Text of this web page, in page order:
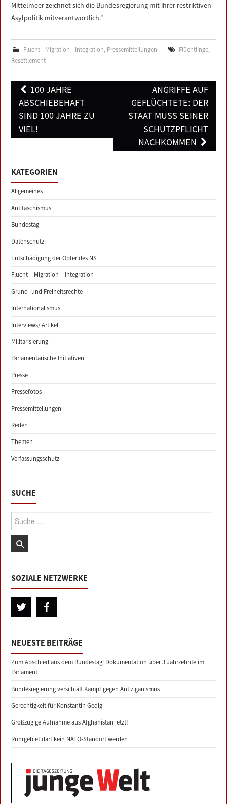
Mittelmeer zeichnet sich die Bundesregierung mit ihrer restriktiven
Asylpolitik mitverantwortlich.“
Flucht - Migration - Integration, Pressemitteilungen Flüchtlinge,
Resettlement
Post
navigation
100 JAHRE
ABSCHIEBEHAFT
SIND 100 JAHRE ZU
VIEL!
ANGRIFFE AUF
GEFLÜCHTETE: DER
STAAT MUSS SEINER
SCHUTZPFLICHT
NACHKOMMEN
KATEGORIEN
Allgemeines
Antifaschismus
Bundestag
Datenschutz
Entschädigung der Opfer des NS
Flucht – Migration – Integration
Grund- und Freiheitsrechte
Internationalismus
Interviews/ Artikel
Militarisierung
Parlamentarische Initiativen
Presse
Pressefotos
Pressemitteilungen
Reden
Themen
Verfassungsschutz
SUCHE
Suche:
SOZIALE NETZWERKE
NEUESTE BEITRÄGE
Zum Abschied aus dem Bundestag: Dokumentation über 3 Jahrzehnte im
Parlament
Bundesregierung verschläft Kampf gegen Antiziganismus
Gerechtigkeit für Konstantin Gedig
Großzügige Aufnahme aus Afghanistan jetzt!
Ruhrgebiet darf kein NATO-Standort werden